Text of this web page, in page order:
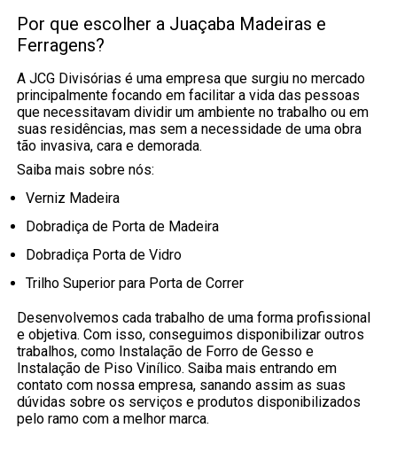
Por que escolher a Juaçaba Madeiras e
Ferragens?
A JCG Divisórias é uma empresa que surgiu no mercado
principalmente focando em facilitar a vida das pessoas
que necessitavam dividir um ambiente no trabalho ou em
suas residências, mas sem a necessidade de uma obra
tão invasiva, cara e demorada.
Saiba mais sobre nós:
Verniz Madeira
Dobradiça de Porta de Madeira
Dobradiça Porta de Vidro
Trilho Superior para Porta de Correr
Desenvolvemos cada trabalho de uma forma profissional
e objetiva. Com isso, conseguimos disponibilizar outros
trabalhos, como Instalação de Forro de Gesso e
Instalação de Piso Vinílico. Saiba mais entrando em
contato com nossa empresa, sanando assim as suas
dúvidas sobre os serviços e produtos disponibilizados
pelo ramo com a melhor marca.